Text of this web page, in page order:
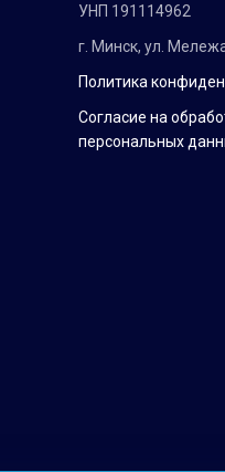
УНП 191114962
г. Минск, ул.
Политика
Согласие на
персональных